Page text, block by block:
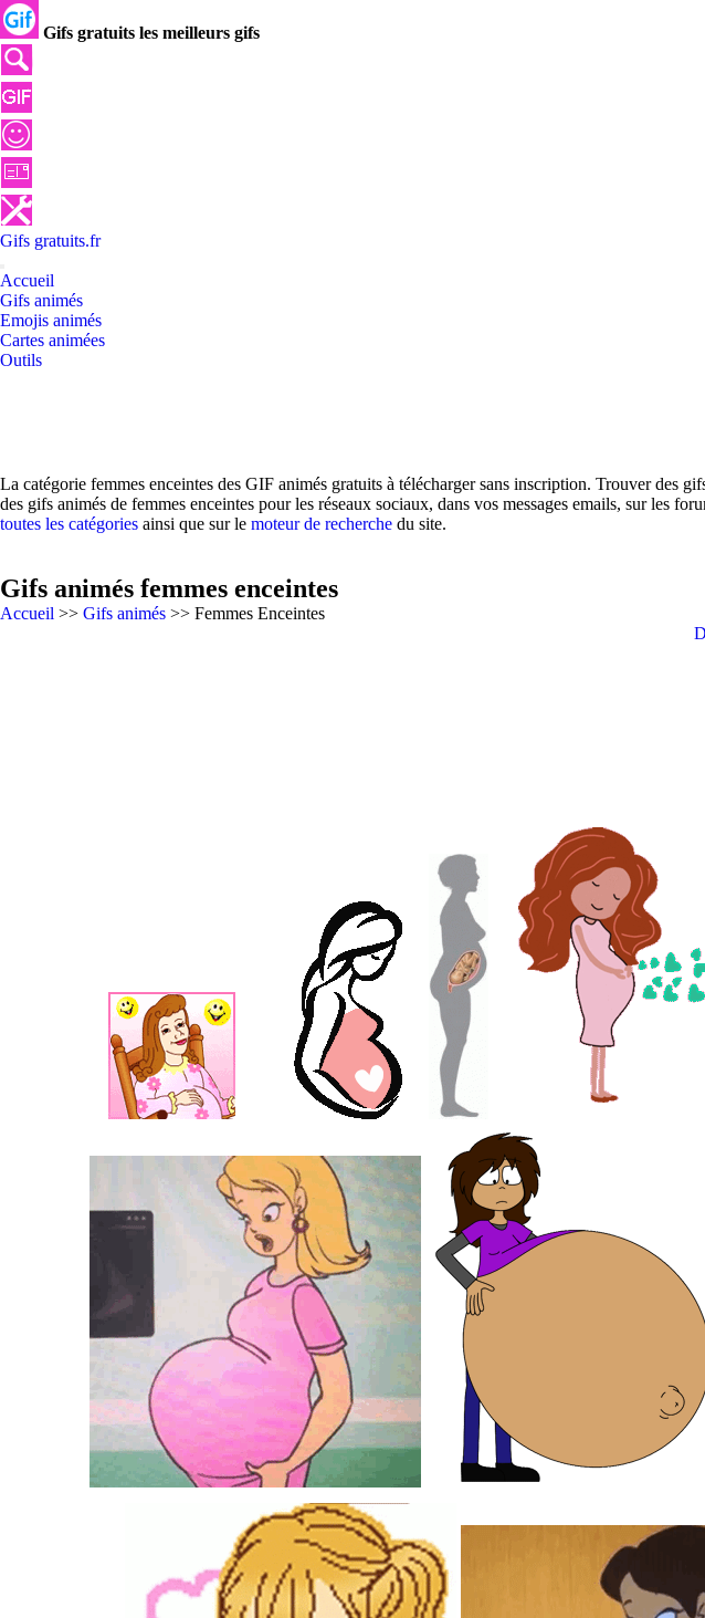
Gifs gratuits les meilleurs gifs
Gifs gratuits.fr
Accueil
Gifs animés
Emojis animés
Cartes animées
Outils
La catégorie femmes enceintes des GIF animés gratuits à télécharger sans inscription. Trouver des
des gifs animés de femmes enceintes pour les réseaux sociaux, dans vos messages emails, sur les
toutes les catégories ainsi que sur le moteur de recherche du site.
Gifs animés femmes enceintes
Accueil >> Gifs animés >> Femmes Enceintes